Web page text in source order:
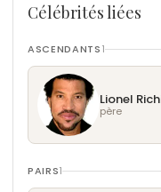
Célébrités liées
ASCENDANTS1
Lionel
père
PAIRS1